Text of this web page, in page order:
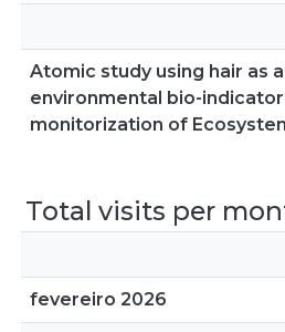
Atomic study using hair as
environmental bio-
monitorization of
Total visits per
fevereiro 2026